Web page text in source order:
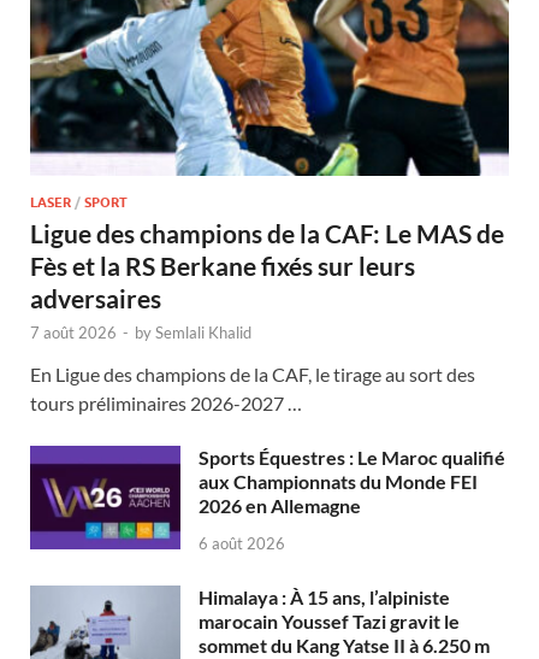
LASER / SPORT
Ligue des champions de la CAF: Le MAS de
Fès et la RS Berkane fixés sur leurs
adversaires
7 août 2026 - bySemlali Khalid
En Ligue des champions de la CAF, le tirage au sort des
tours préliminaires 2026-2027 …
Sports Équestres : Le Maroc qualifié
aux Championnats du Monde FEI
2026 en Allemagne
6 août 2026
Himalaya : À 15 ans, l’alpiniste
marocain Youssef Tazi gravit le
sommet du Kang Yatse II à 6.250 m